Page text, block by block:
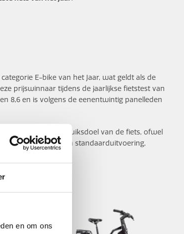
en om ons
E-bike van het Jaar, wat geldt als de
prijswinnaar tijdens de jaarlijkse fietstest van
8,6 en is volgens de eenentwintig panelleden
was het gebruiksdoel van de fiets, ofwel
uitrusting in standaarduitvoering,
van de fiets.